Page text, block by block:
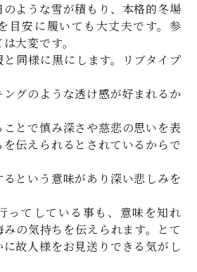
ような雪が積もり、本格的冬場
目安に履いても大丈夫です。参
大変です。
同様に黒にします。リブタイプ
グのような透け感が好まれるか
とで慎み深さや慈悲の思いを表
伝えられるとされているからで
という意味があり深い悲しみを
ってしている事も、意味を知れ
の気持ちを伝えられます。とて
故人様をお見送りできる気がし